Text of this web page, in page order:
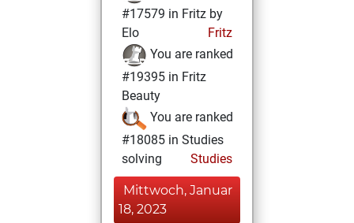
#17579 in Fritz by
Elo
Fritz
You are ranked
#19395 in Fritz
Beauty
You are ranked
#18085 in Studies
solving
Studies
Mittwoch, Januar
18, 2023